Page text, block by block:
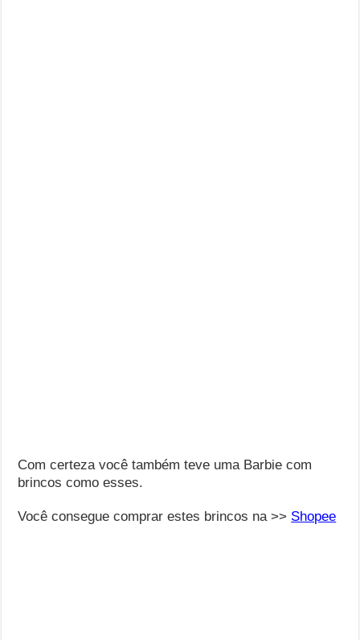
Com certeza você também teve uma Barbie com
brincos como esses.
Você consegue comprar estes brincos na >> Shopee